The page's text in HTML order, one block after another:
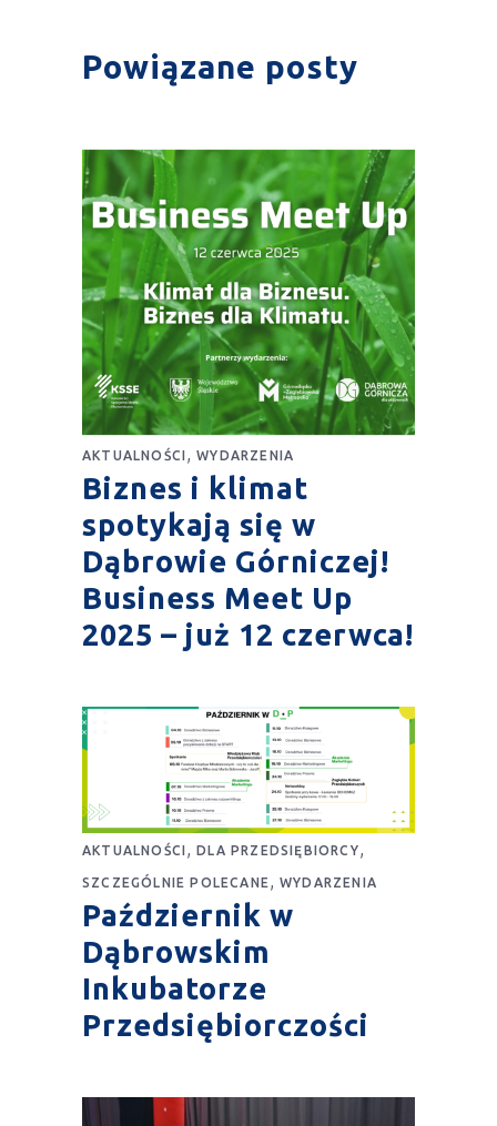
Powiązane posty
AKTUALNOŚCI ,WYDARZENIA
Biznes i klimat
spotykają się w
Dąbrowie Górniczej!
Business Meet Up
2025 – już 12 czerwca!
AKTUALNOŚCI ,DLA PRZEDSIĘBIORCY
SZCZEGÓLNIE POLECANE WYDARZENIA
Październik w
Dąbrowskim
Inkubatorze
Przedsiębiorczości